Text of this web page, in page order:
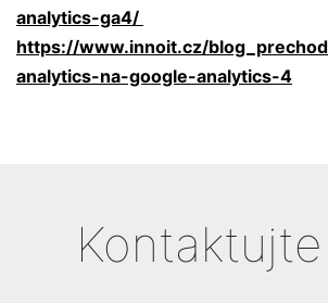
analytics-ga4/
https://www.innoit.cz/
analytics-na-google-analytics-4